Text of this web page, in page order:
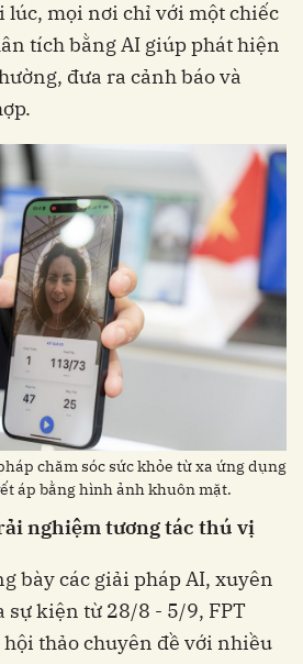
lúc, mọi nơi chỉ với một chiếc
tích bằng AI giúp phát hiện
đưa ra cảnh báo và
chăm sóc sức khỏe từ xa ứng dụng
áp bằng hình ảnh khuôn mặt.
nghiệm tương tác thú vị
sự kiện từ 28/8 - 5/9, FPT
thảo chuyên đề với nhiều